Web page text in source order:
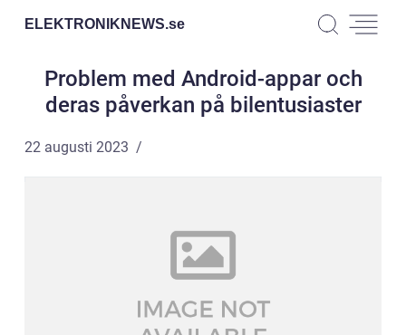
ELEKTRONIKNEWS.se
Problem med Android-appar och
deras påverkan på bilentusiaster
22 augusti 2023